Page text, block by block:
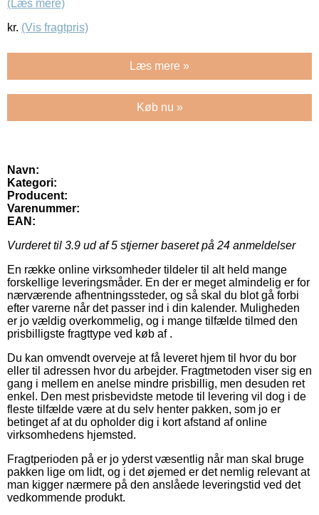
(Læs mere)
kr. (Vis fragtpris)
Læs mere »
Køb nu »
Navn:
Kategori:
Producent:
Varenummer:
EAN:
Vurderet til 3.9 ud af 5 stjerner baseret på 24 anmeldelser
En række online virksomheder tildeler til alt held mange
forskellige leveringsmåder. En der er meget almindelig er for
nærværende afhentningssteder, og så skal du blot gå forbi
efter varerne når det passer ind i din kalender. Muligheden
er jo vældig overkommelig, og i mange tilfælde tilmed den
prisbilligste fragttype ved køb af .
Du kan omvendt overveje at få leveret hjem til hvor du bor
eller til adressen hvor du arbejder. Fragtmetoden viser sig en
gang i mellem en anelse mindre prisbillig, men desuden ret
enkel. Den mest prisbevidste metode til levering vil dog i de
fleste tilfælde være at du selv henter pakken, som jo er
betinget af at du opholder dig i kort afstand af online
virksomhedens hjemsted.
Fragtperioden på er jo yderst væsentlig når man skal bruge
pakken lige om lidt, og i det øjemed er det nemlig relevant at
man kigger nærmere på den anslåede leveringstid ved det
vedkommende produkt.